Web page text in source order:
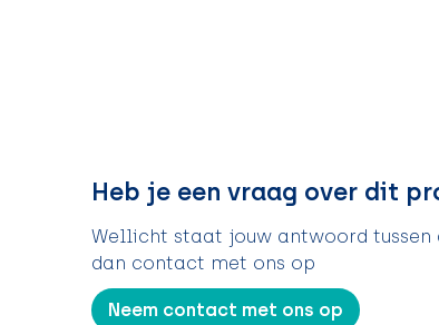
Heb je een vraag over dit
Wellicht staat jouw antwoord tussen
dan contact met ons op
Neem contact met ons op